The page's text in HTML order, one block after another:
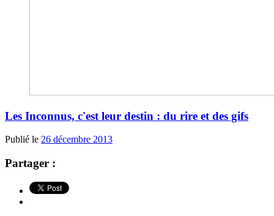
Les Inconnus, c'est leur destin : du rire et des gifs
Publié le 26 décembre 2013
Partager :